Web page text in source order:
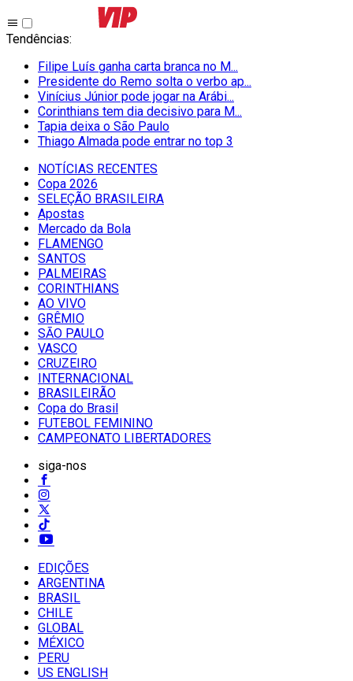
Tendências:
Filipe Luís ganha carta branca no M...
Presidente do Remo solta o verbo ap...
Vinícius Júnior pode jogar na Arábi...
Corinthians tem dia decisivo para M...
Tapia deixa o São Paulo
Thiago Almada pode entrar no top 3
NOTÍCIAS RECENTES
Copa 2026
SELEÇÃO BRASILEIRA
Apostas
Mercado da Bola
FLAMENGO
SANTOS
PALMEIRAS
CORINTHIANS
AO VIVO
GRÊMIO
SĀO PAULO
VASCO
CRUZEIRO
INTERNACIONAL
BRASILEIRÃO
Copa do Brasil
FUTEBOL FEMININO
CAMPEONATO LIBERTADORES
siga-nos
EDIÇÕES
ARGENTINA
BRASIL
CHILE
GLOBAL
MÉXICO
PERU
US ENGLISH